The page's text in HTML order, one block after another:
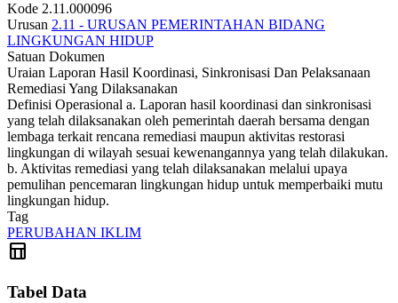
Kode 2.11.000096
Urusan 2.11 - URUSAN PEMERINTAHAN BIDANG
LINGKUNGAN HIDUP
Satuan Dokumen
Uraian Laporan Hasil Koordinasi, Sinkronisasi Dan Pelaksanaan
Remediasi Yang Dilaksanakan
Definisi Operasional a. Laporan hasil koordinasi dan sinkronisasi
yang telah dilaksanakan oleh pemerintah daerah bersama dengan
lembaga terkait rencana remediasi maupun aktivitas restorasi
lingkungan di wilayah sesuai kewenangannya yang telah dilakukan.
b. Aktivitas remediasi yang telah dilaksanakan melalui upaya
pemulihan pencemaran lingkungan hidup untuk memperbaiki mutu
lingkungan hidup.
Tag
PERUBAHAN IKLIM
table_chart
Tabel Data